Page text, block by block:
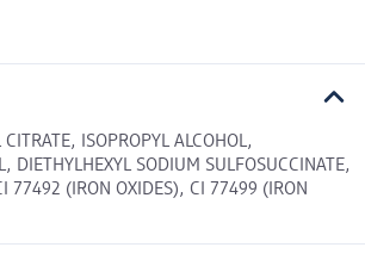
ISOPROPYL ALCOHOL,
DIETHYLHEXYL SODIUM SULFOSUCCINATE,
77492 (IRON OXIDES), CI 77499 (IRON